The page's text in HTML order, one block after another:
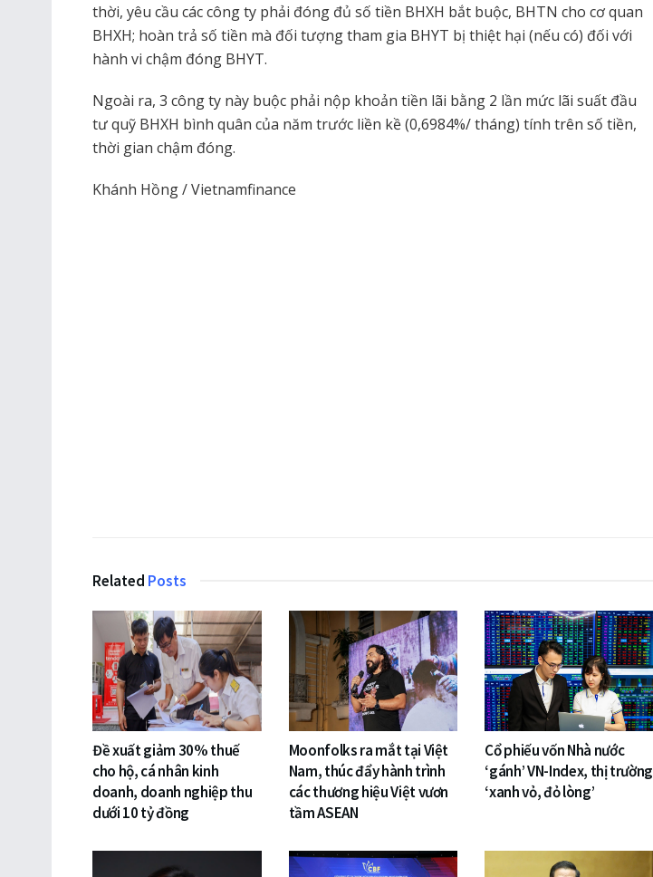
thời, yêu cầu các công ty phải đóng đủ số tiền BHXH bắt buộc, BHTN cho cơ quan
BHXH; hoàn trả số tiền mà đối tượng tham gia BHYT bị thiệt hại (nếu có) đối với
hành vi chậm đóng BHYT.
Ngoài ra, 3 công ty này buộc phải nộp khoản tiền lãi bằng 2 lần mức lãi suất đầu
tư quỹ BHXH bình quân của năm trước liền kề (0,6984%/ tháng) tính trên số tiền,
thời gian chậm đóng.
Khánh Hồng / Vietnamfinance
Related Posts
Đề xuất giảm 30% thuế
cho hộ, cá nhân kinh
doanh, doanh nghiệp thu
dưới 10 tỷ đồng
Moonfolks ra mắt tại Việt
Nam, thúc đẩy hành trình
các thương hiệu Việt vươn
tầm ASEAN
Cổ phiếu vốn Nhà nước
‘gánh’ VN-Index, thị trường
‘xanh vỏ, đỏ lòng’